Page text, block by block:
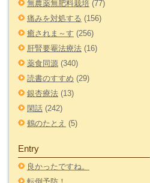
無農薬無肥料栽培 (77)
痛みを対処する (156)
癒されま～す (256)
肝腎要罨法療法 (16)
薬食同源 (340)
読書のすすめ (29)
銀杏療法 (13)
閑話 (242)
鶴のたとえ (5)
Entry
良かったですね。